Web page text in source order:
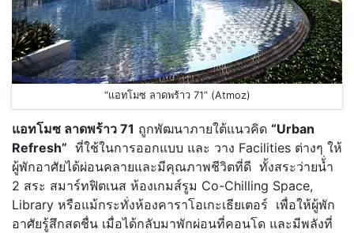
“แอทโมซ ลาดพร้าว 71” (Atmoz)
แอทโมซ ลาดพร้าว 71 ถูกพัฒนาภายใต้แนวคิด “Urban
Refresh” ที่ใช้ในการออกแบบ และ วาง Facilities ต่างๆ ให้
ผู้พักอาศัยได้ผ่อนคลายและมีคุณภาพชีวิตที่ดี ทั้งสระว่ายน้่ำ
2 สระ สมาร์ทฟิตเนส ห้องเกมส์รูม Co-Chilling Space,
Library หรือแม้กระทั่งห้องคาราโอเกะเธียเตอร์ เพื่อให้ผู้พัก
อาศัยรู้สึกสดชื่น เมื่อได้กลับมาพักผ่อนที่คอนโด และมีพลังที่